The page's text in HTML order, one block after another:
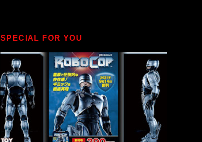
SPECIAL FOR YOU